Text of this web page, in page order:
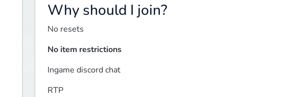
Why should I join?
No resets
No item restrictions
Ingame discord chat
RTP